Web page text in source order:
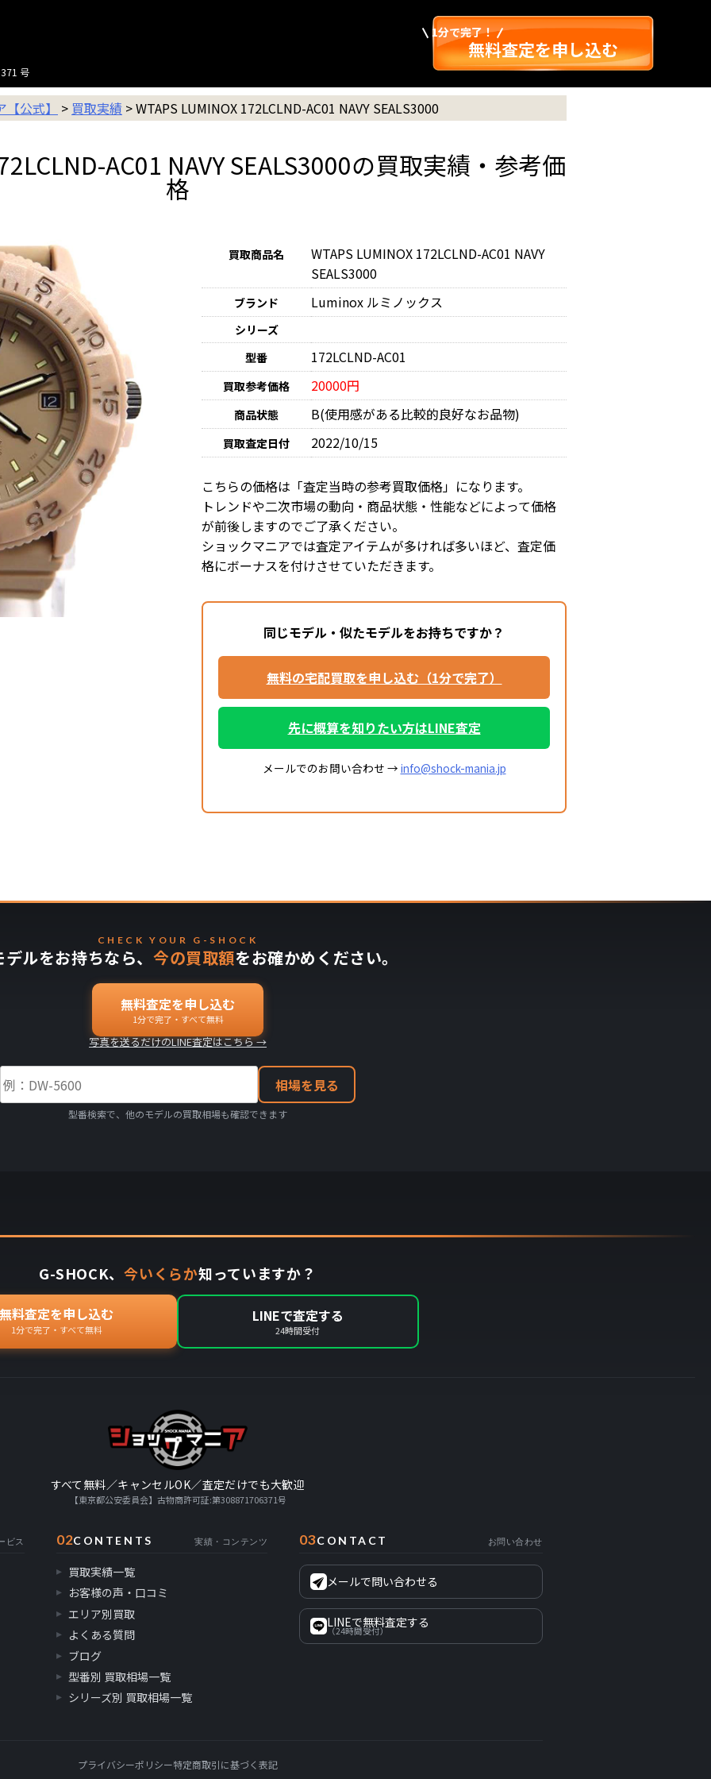
号
1分で完了！
無料査定を申し込む
公式】 > 買取実績 >WTAPS LUMINOX 172LCLND-AC01 NAVY SEALS3000
AC01 NAVY SEALS3000の買取実績・参考価
格
買取商品名
WTAPS LUMINOX 172LCLND-AC01 NAVY
SEALS3000
ブランド Luminox ルミノックス
シリーズ
型番
172LCLND-AC01
買取参考価格 20000円
商品状態 B(使用感がある比較的良好なお品物)
買取査定日付 2022/10/15
こちらの価格は「査定当時の参考買取価格」になります。
トレンドや二次市場の動向・商品状態・性能などによって価格
が前後しますのでご了承ください。
ショックマニアでは査定アイテムが多ければ多いほど、査定価
格にボーナスを付けさせていただきます。
同じモデル・似たモデルをお持ちですか？
無料の宅配買取を申し込む（1分で完了）
先に概算を知りたい方はLINE査定
メールでのお問い合わせ → info@shock-mania.jp
CHECK YOUR G-SHOCK
デルをお持ちなら、今の買取額をお確かめください。
無料査定を申し込む
1分で完了・すべて無料
写真を送るだけのLINE査定はこちら →
相場を見る
型番検索で、他のモデルの買取相場も確認できます
G-SHOCK、今いくらか知っていますか？
無料査定を申し込む
1分で完了・すべて無料
LINEで査定する
24時間受付
すべて無料／キャンセルOK／査定だけでも大歓迎
【東京都公安委員会】古物商許可証:第308871706371号
ビス 02CONTENTS 実績・コンテンツ
買取実績一覧
お客様の声・口コミ
エリア別買取
よくある質問
ブログ
型番別 買取相場一覧
シリーズ別 買取相場一覧
03CONTACT お問い合わせ
メールで問い合わせる
LINEで無料査定する
（24時間受付）
プライバシーポリシー特定商取引に基づく表記